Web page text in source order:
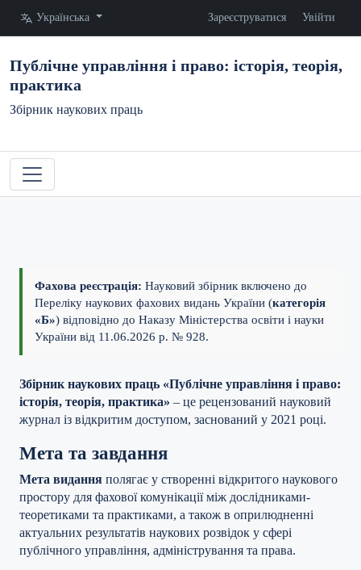
Змінити мову. Поточна мова:
Українська Зареєструватися Увійти
Публічне управління і право: історія, теорія,
практика
Збірник наукових праць
Фахова реєстрація: Науковий збірник включено до
Переліку наукових фахових видань України (категорія
«Б») відповідно до Наказу Міністерства освіти і науки
України від 11.06.2026 р. № 928.
Збірник наукових праць «Публічне управління і право:
історія, теорія, практика» – це рецензований науковий
журнал із відкритим доступом, заснований у 2021 році.
Мета та завдання
Мета видання полягає у створенні відкритого наукового
простору для фахової комунікації між дослідниками-
теоретиками та практиками, а також в оприлюдненні
актуальних результатів наукових розвідок у сфері
публічного управління, адміністрування та права.